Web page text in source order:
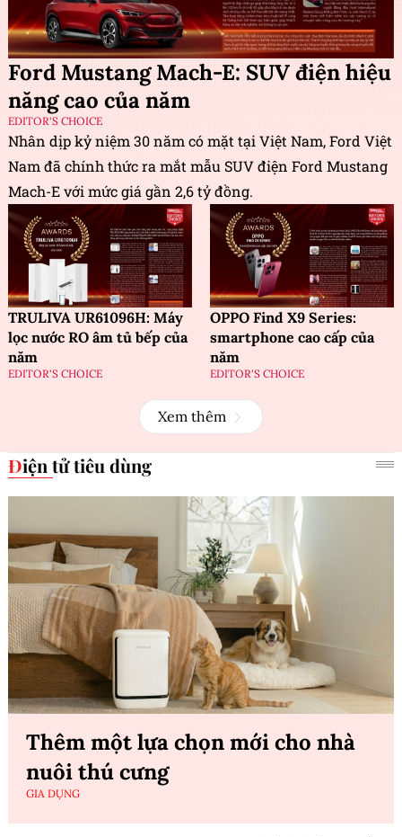
Ford Mustang Mach-E: SUV điện hiệu
năng cao của năm
EDITOR'S CHOICE
Nhân dịp kỷ niệm 30 năm có mặt tại Việt Nam, Ford Việt
Nam đã chính thức ra mắt mẫu SUV điện Ford Mustang
Mach-E với mức giá gần 2,6 tỷ đồng.
TRULIVA UR61096H: Máy
lọc nước RO âm tủ bếp của
năm
EDITOR'S CHOICE
OPPO Find X9 Series:
smartphone cao cấp của
năm
EDITOR'S CHOICE
Xem thêm
Điện tử tiêu dùng
Thêm một lựa chọn mới cho nhà
nuôi thú cưng
GIA DỤNG